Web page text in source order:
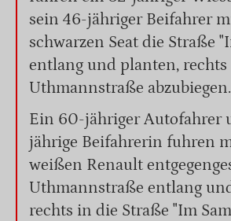
sein 46-jähriger Beifahrer
schwarzen Seat die Straße
entlang und planten,
Uthmannstraße abzubiegen.
Ein 60-jähriger Autofahrer
jährige Beifahrerin fuhren
weißen Renault
Uthmannstraße entlang
rechts in die Straße "Im